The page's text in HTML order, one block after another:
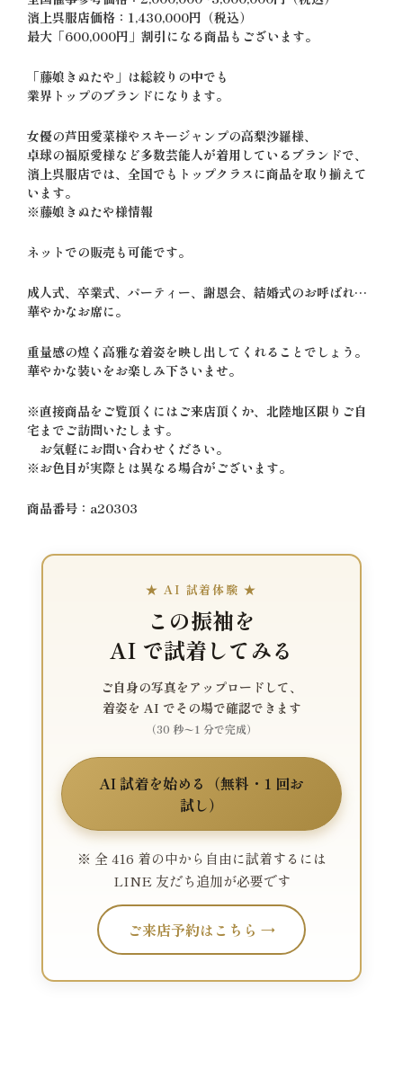
濱上呉服店価格：1,430,000円（税込）
最大「600,000円」割引になる商品もございます。
「藤娘きぬたや」は総絞りの中でも
業界トップのブランドになります。
女優の芦田愛菜様やスキージャンプの高梨沙羅様、
卓球の福原愛様など多数芸能人が着用しているブランドで、
濱上呉服店では、全国でもトップクラスに商品を取り揃えて
います。
※藤娘きぬたや様情報
ネットでの販売も可能です。
成人式、卒業式、パーティー、謝恩会、結婚式のお呼ばれ…
華やかなお席に。
重量感の煌く高雅な着姿を映し出してくれることでしょう。
華やかな装いをお楽しみ下さいませ。
※直接商品をご覧頂くにはご来店頂くか、北陸地区限りご自
宅までご訪問いたします。
お気軽にお問い合わせください。
※お色目が実際とは異なる場合がございます。
商品番号：a20303
★ AI 試着体験 ★
この振袖を
AI で試着してみる
ご自身の写真をアップロードして、
着姿を AI でその場で確認できます
（30 秒〜1 分で完成）
AI 試着を始める（無料・1 回お
試し）
※ 全 416 着の中から自由に試着するには
LINE 友だち追加が必要です
ご来店予約はこちら →